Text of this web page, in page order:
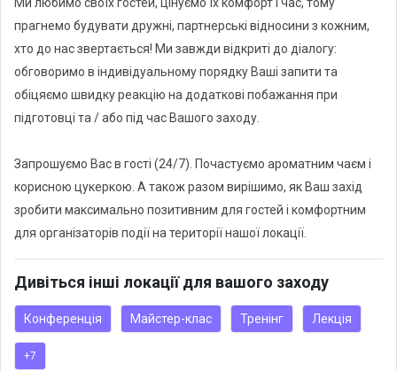
прагнемо будувати дружні, партнерські відносини з кожним,
хто до нас звертається! Ми завжди відкриті до діалогу:
обговоримо в індивідуальному порядку Ваші запити та
обіцяємо швидку реакцію на додаткові побажання при
підготовці та / або під час Вашого заходу.
Запрошуємо Вас в гості (24/7). Почастуємо ароматним чаєм і
корисною цукеркою. А також разом вирішимо, як Ваш захід
зробити максимально позитивним для гостей і комфортним
для організаторів події на території нашої локації.
Дивіться інші локації для вашого заходу
Конференція Майстер-клас Тренінг Лекція
+7